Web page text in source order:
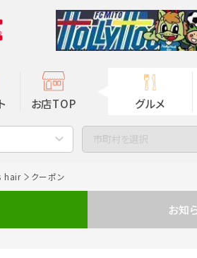
お店TOP グルメ
市町村を選択
hair クーポン
お知